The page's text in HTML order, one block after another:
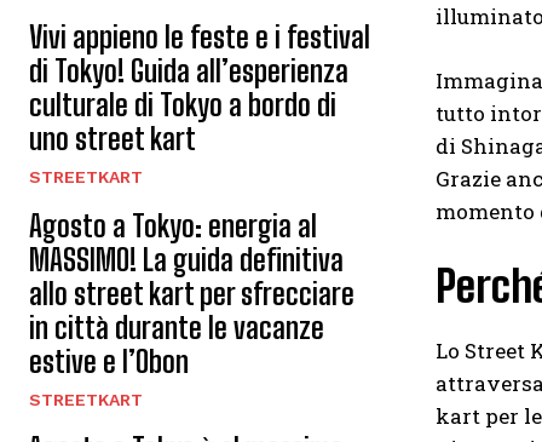
Vivi appieno le feste e i festival
di Tokyo! Guida all’esperienza
culturale di Tokyo a bordo di
uno street kart
STREETKART
Agosto a Tokyo: energia al
MASSIMO! La guida definitiva
allo street kart per sfrecciare
in città durante le vacanze
estive e l’Obon
STREETKART
tutto
di
Grazie
momento
Lo Street
kart per